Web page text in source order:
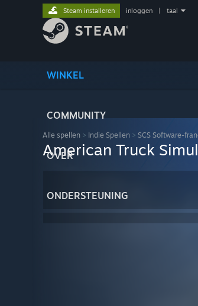
WINKEL
COMMUNITY
OVER
ONDERSTEUNING
Steam installeren inloggen taal
Alle spellen > Indie Spellen > SCS Software-
American Truck